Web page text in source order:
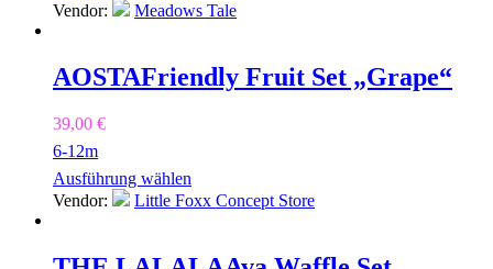
Vendor:
Meadows Tale
AOSTAFriendly Fruit Set „Grape“
39,00 €
6-12m
Ausführung wählen
Vendor:
Little Foxx Concept Store